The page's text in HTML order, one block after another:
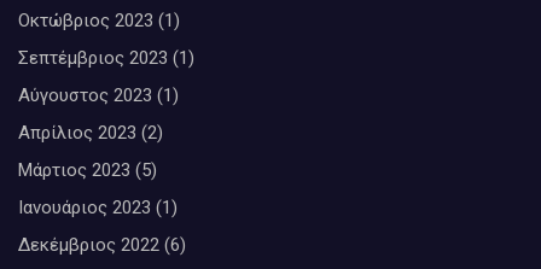
Οκτώβριος 2023 (1)
Σεπτέμβριος 2023 (1)
Αύγουστος 2023 (1)
Απρίλιος 2023 (2)
Μάρτιος 2023 (5)
Ιανουάριος 2023 (1)
Δεκέμβριος 2022 (6)